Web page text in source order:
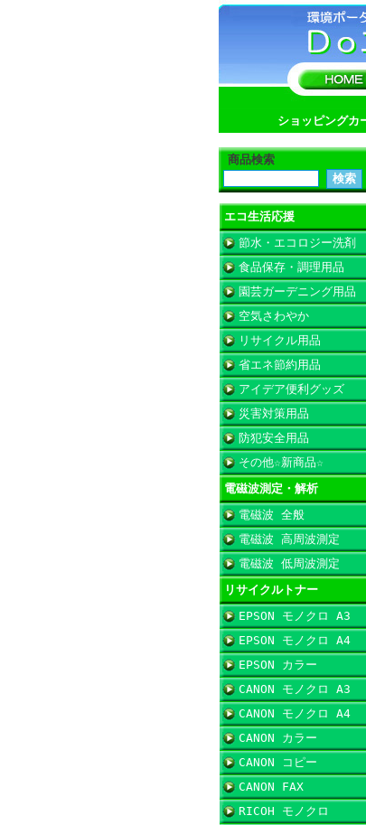
ショッピングカ
商品検索
エコ生活応援
節水・エコロジー洗剤
食品保存・調理用品
園芸ガーデニング用品
空気さわやか
リサイクル用品
省エネ節約用品
アイデア便利グッズ
災害対策用品
防犯安全用品
その他☆新商品☆
電磁波測定・解析
電磁波 全般
電磁波 高周波測定
電磁波 低周波測定
リサイクルトナー
EPSON モノクロ A3
EPSON モノクロ A4
EPSON カラー
CANON モノクロ A3
CANON モノクロ A4
CANON カラー
CANON コピー
CANON FAX
RICOH モノクロ